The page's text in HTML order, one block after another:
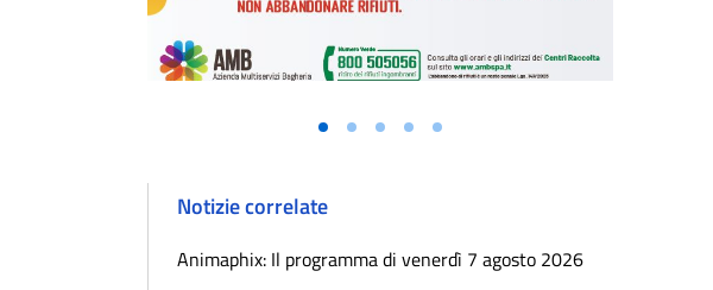
Notizie correlate
Animaphix: Il programma di venerdì 7 agosto 2026